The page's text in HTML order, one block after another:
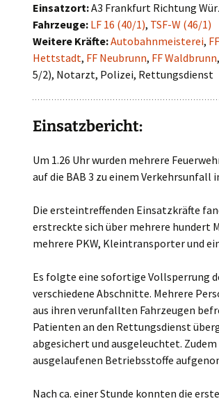
Nachwuchs gesucht!
Einsatzort:A3 Frankfurt Richtung
Fahrzeuge: LF 16 (40/1), TSF-W (46/1)
Weitere Kräfte:Autobahnmeisterei,
Hettstadt, FF Neubrunn, FF Waldbrunn,
5/2), Notarzt, Polizei, Rettungsdienst
Einsatzbericht:
Um 1.26 Uhr wurden mehrere
auf die BAB 3 zu einem
Die ersteintreffenden Einsatzkräfte
erstreckte sich über mehrere hundert
mehrere PKW, Kleintransporter und
Es folgte eine sofortige Vollsperrung
verschiedene Abschnitte. Mehrere
aus ihren verunfallten Fahrzeugen
Patienten an den Rettungsdienst
abgesichert und ausgeleuchtet.
ausgelaufenen Betriebsstoffe
Nach ca. einer Stunde konnten die